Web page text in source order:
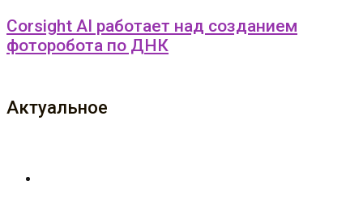
Corsight AI работает над созданием
фоторобота по ДНК
Актуальное